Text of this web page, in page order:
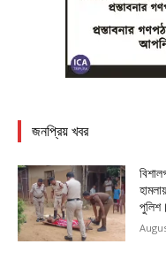
জনপ্রিয় খবর
পুলিশ।